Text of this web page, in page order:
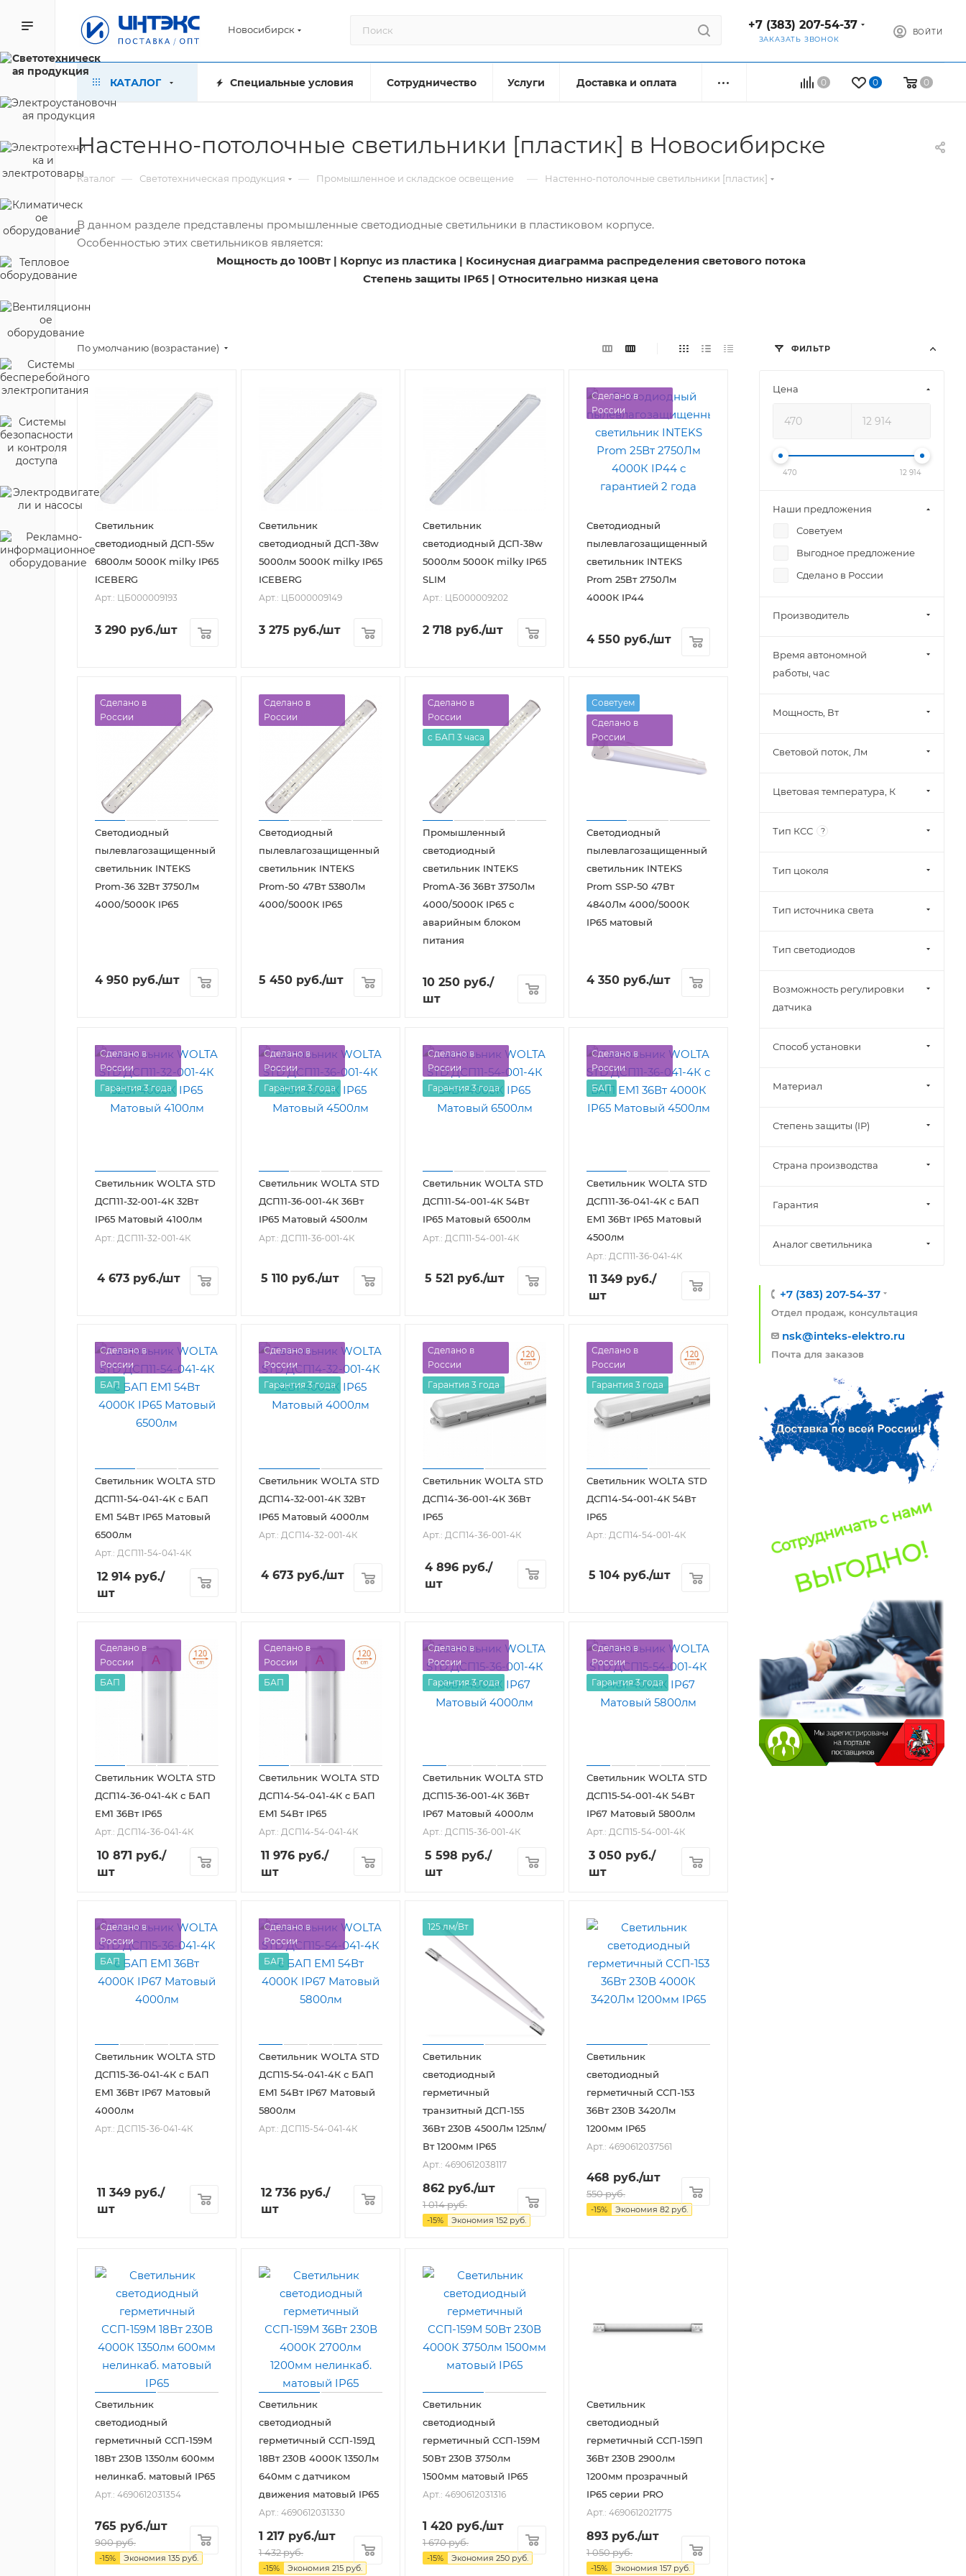
Новосибирск +7 (383) 207-54-37
ЗАКАЗАТЬ ЗВОНОК
ВОЙТИ
0 0 0
КАТАЛОГ Специальные условия Сотрудничество Услуги Доставка и оплата
Настенно-потолочные светильники [пластик] в Новосибирске
Каталог — Светотехническая продукция — Промышленное и складское освещение — Настенно-потолочные светильники [пластик]
В данном разделе представлены промышленные светодиодные светильники в пластиковом корпусе.
Особенностью этих светильников является:
Мощность до 100Вт | Корпус из пластика | Косинусная диаграмма распределения светового потока
Степень защиты IP65 | Относительно низкая цена
По умолчанию (возрастание)
Светильник
светодиодный ДСП-55w
6800лм 5000К milky IP65
ICEBERG
Арт.: ЦБ000009193
3 290 руб./шт
Светильник
светодиодный ДСП-38w
5000лм 5000К milky IP65
ICEBERG
Арт.: ЦБ000009149
3 275 руб./шт
Светильник
светодиодный ДСП-38w
5000лм 5000К milky IP65
SLIM
Арт.: ЦБ000009202
2 718 руб./шт
Сделано в
России
Светодиодный
пылевлагозащищенный
светильник INTEKS
Prom 25Вт 2750Лм
4000К IP44
4 550 руб./шт
Сделано в
России
Светодиодный
пылевлагозащищенный
светильник INTEKS
Prom-36 32Вт 3750Лм
4000/5000К IP65
4 950 руб./шт
Сделано в
России
Светодиодный
пылевлагозащищенный
светильник INTEKS
Prom-50 47Вт 5380Лм
4000/5000К IP65
5 450 руб./шт
Сделано в
России
с БАП 3 часа
Промышленный
светодиодный
светильник INTEKS
PromA-36 36Вт 3750Лм
4000/5000К IP65 с
аварийным блоком
питания
10 250 руб./
шт
Советуем
Сделано в
России
Светодиодный
пылевлагозащищенный
светильник INTEKS
Prom SSP-50 47Вт
4840Лм 4000/5000К
IP65 матовый
4 350 руб./шт
Сделано в
России
Гарантия 3 года
Светильник WOLTA STD
ДСП11-32-001-4К 32Вт
IP65 Матовый 4100лм
Арт.: ДСП11-32-001-4К
4 673 руб./шт
Сделано в
России
Гарантия 3 года
Светильник WOLTA STD
ДСП11-36-001-4К 36Вт
IP65 Матовый 4500лм
Арт.: ДСП11-36-001-4К
5 110 руб./шт
Сделано в
России
Гарантия 3 года
Светильник WOLTA STD
ДСП11-54-001-4К 54Вт
IP65 Матовый 6500лм
Арт.: ДСП11-54-001-4К
5 521 руб./шт
Сделано в
России
БАП
Светильник WOLTA STD
ДСП11-36-041-4К с БАП
EM1 36Вт IP65 Матовый
4500лм
Арт.: ДСП11-36-041-4К
11 349 руб./
шт
Сделано в
России
БАП
Светильник WOLTA STD
ДСП11-54-041-4К с БАП
EM1 54Вт IP65 Матовый
6500лм
Арт.: ДСП11-54-041-4К
12 914 руб./
шт
Сделано в
России
Гарантия 3 года
Светильник WOLTA STD
ДСП14-32-001-4К 32Вт
IP65 Матовый 4000лм
Арт.: ДСП14-32-001-4К
4 673 руб./шт
Сделано в
России
Гарантия 3 года
Светильник WOLTA STD
ДСП14-36-001-4К 36Вт
IP65
Арт.: ДСП14-36-001-4К
4 896 руб./
шт
Сделано в
России
Гарантия 3 года
Светильник WOLTA STD
ДСП14-54-001-4К 54Вт
IP65
Арт.: ДСП14-54-001-4К
5 104 руб./шт
Сделано в
России
БАП
Светильник WOLTA STD
ДСП14-36-041-4К с БАП
EM1 36Вт IP65
Арт.: ДСП14-36-041-4К
10 871 руб./
шт
Сделано в
России
БАП
Светильник WOLTA STD
ДСП14-54-041-4К с БАП
EM1 54Вт IP65
Арт.: ДСП14-54-041-4К
11 976 руб./
шт
Сделано в
России
Гарантия 3 года
Светильник WOLTA STD
ДСП15-36-001-4К 36Вт
IP67 Матовый 4000лм
Арт.: ДСП15-36-001-4К
5 598 руб./
шт
Сделано в
России
Гарантия 3 года
Светильник WOLTA STD
ДСП15-54-001-4К 54Вт
IP67 Матовый 5800лм
Арт.: ДСП15-54-001-4К
3 050 руб./
шт
Сделано в
России
БАП
Светильник WOLTA STD
ДСП15-36-041-4К с БАП
EM1 36Вт IP67 Матовый
4000лм
Арт.: ДСП15-36-041-4К
11 349 руб./
шт
Сделано в
России
БАП
Светильник WOLTA STD
ДСП15-54-041-4К с БАП
EM1 54Вт IP67 Матовый
5800лм
Арт.: ДСП15-54-041-4К
12 736 руб./
шт
125 лм/Вт
Светильник
светодиодный
герметичный
транзитный ДСП-155
36Вт 230В 4500Лм 125лм/
Вт 1200мм IP65
Арт.: 4690612038117
862 руб./шт
1 014руб.
-15% Экономия 152 руб.
Светильник
светодиодный
герметичный ССП-153
36Вт 230В 3420Лм
1200мм IP65
Арт.: 4690612037561
468 руб./шт
550руб.
-15% Экономия 82 руб.
Светильник
светодиодный
герметичный ССП-159М
18Вт 230В 1350лм 600мм
нелинкаб. матовый IP65
Арт.: 4690612031354
765 руб./шт
900руб.
-15% Экономия 135 руб.
Светильник
светодиодный
герметичный ССП-159Д
18Вт 230В 4000К 1350Лм
640мм с датчиком
движения матовый IP65
Арт.: 4690612031330
1 217 руб./шт
1 432руб.
-15% Экономия 215 руб.
Светильник
светодиодный
герметичный ССП-159М
50Вт 230В 3750лм
1500мм матовый IP65
Арт.: 4690612031316
1 420 руб./шт
1 670руб.
-15% Экономия 250 руб.
Светильник
светодиодный
герметичный ССП-159П
36Вт 230В 2900лм
1200мм прозрачный
IP65 серии PRO
Арт.: 4690612021775
893 руб./шт
1 050руб.
-15% Экономия 157 руб.
ФИЛЬТР
Цена
470 12 914
Наши предложения
Советуем
Выгодное предложение
Сделано в России
Производитель
Время автономной
работы, час
Мощность, Вт
Световой поток, Лм
Цветовая температура, К
Тип КСС ?
Тип цоколя
Тип источника света
Тип светодиодов
Возможность регулировки
датчика
Способ установки
Материал
Степень защиты (IP)
Страна производства
Гарантия
Аналог светильника
+7 (383) 207-54-37
Отдел продаж, консультация
nsk@inteks-elektro.ru
Почта для заказов